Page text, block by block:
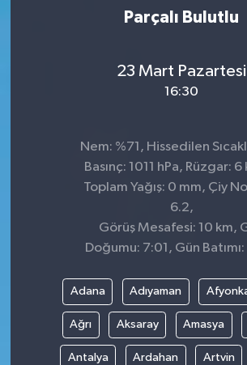
Parçalı Bulutlu
23 Mart Pazartesi
16:30
Nem: %71, Hissedilen
Basınç: 1011 hPa, Rüzgar:
Toplam Yağış: 0 mm, Çiy
6.2,
Görüş Mesafesi: 10 km,
Doğumu: 7:01, Gün Batımı:
Adana Adıyaman
Ağrı Aksaray Amasya
Antalya Ardahan Artvin
Tarih - Kültür - Sanat - Turizm